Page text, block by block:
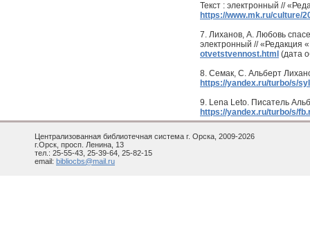
Текст : электронный //
https://www.mk.ru/culture/
7. Лиханов, А. Любовь
электронный // «Редакция
otvetstvennost.html (дата
8. Семак, С. Альберт
https://yandex.ru/turbo/s/
9. Lena Leto. Писатель
https://yandex.ru/turbo/s/
Централизованная библиотечная система г. Орска, 2009-2026
г.Орск, просп. Ленина, 13
тел.: 25-55-43, 25-39-64, 25-82-15
email: bibliocbs@mail.ru